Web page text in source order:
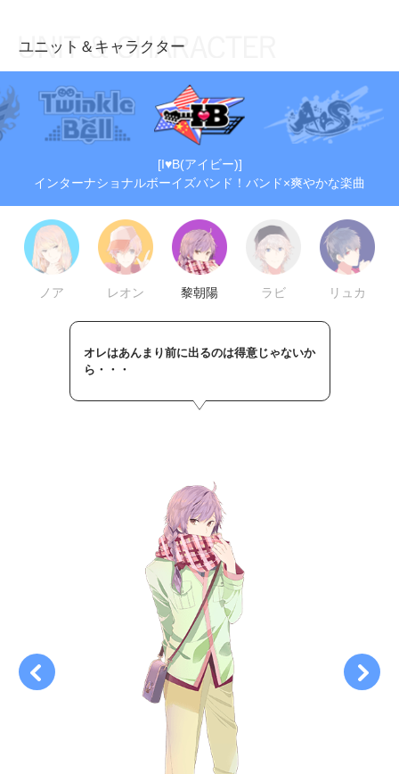
アイ★チュウとは
ユニット&キャラクター
イベント・キャンペーン
ミュージック
グッズ・本
お知らせ
アイ★チュウとは
アプリゲーム
イベント・キャンペーン
ミュージック
ギャラリー
ユニット＆キャラクター
[I♥B(アイビー)]
インターナショナルボーイズバンド！バンド×爽やかな楽曲
ノア レオン 黎朝陽 ラビ リュカ
オレはあんまり前に出るのは得意じゃないか
ら・・・